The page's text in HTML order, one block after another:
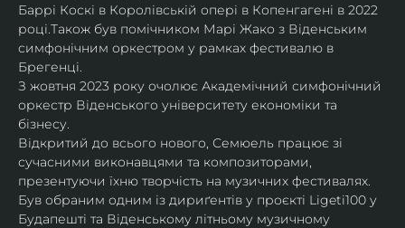
Баррі Коскі в Королівській опері в Копенгагені в 2022
році.Також був помічником Марі Жако з Віденським
симфонічним оркестром у рамках фестивалю в
Брегенці.
З жовтня 2023 року очолює Академічний симфонічний
оркестр Віденського університету економіки та
бізнесу.
Відкритий до всього нового, Семюель працює зі
сучасними виконавцями та композиторами,
презентуючи їхню творчість на музичних фестивалях.
Був обраним одним із дириґентів у проєкті Ligeti100 у
Будапешті та Віденському літньому музичному